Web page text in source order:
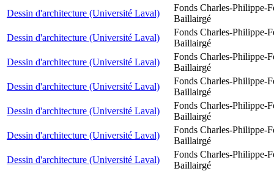
Dessin d'architecture (Université Laval)
Fonds Charles-Philippe-
Baillairgé
Dessin d'architecture (Université Laval)
Fonds Charles-Philippe-
Baillairgé
Dessin d'architecture (Université Laval)
Fonds Charles-Philippe-
Baillairgé
Dessin d'architecture (Université Laval)
Fonds Charles-Philippe-
Baillairgé
Dessin d'architecture (Université Laval)
Fonds Charles-Philippe-
Baillairgé
Dessin d'architecture (Université Laval)
Fonds Charles-Philippe-
Baillairgé
Dessin d'architecture (Université Laval)
Fonds Charles-Philippe-
Baillairgé